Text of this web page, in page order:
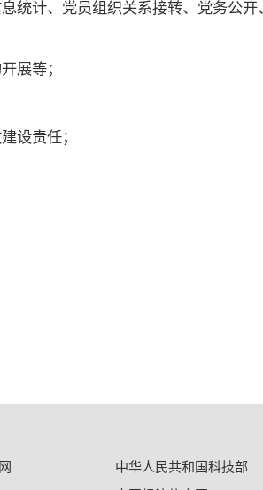
统计、党员组织关系接转、党务公
展等；
设责任；
中华人民共和国科技部